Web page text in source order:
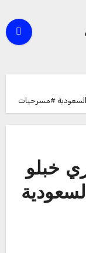
#مسرحيات
خبلو